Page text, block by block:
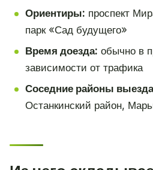
Ориентиры: проспект
парк «Сад будущего»
Время доезда: обычно в
зависимости от трафика
Соседние районы
Останкинский район,